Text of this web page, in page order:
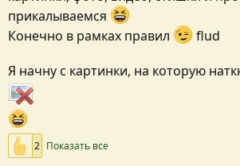
я
прикалываемся
Конечно в рамках правил
flud
Я начну с картинки, на которую
2 Показать все